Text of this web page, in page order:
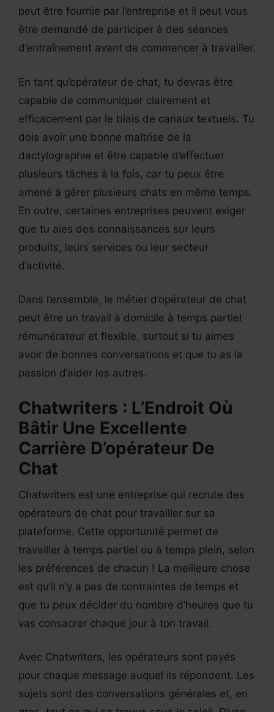
peut être fournie par l’entreprise et il peut vous
être demandé de participer à des séances
d’entraînement avant de commencer à travailler.
En tant qu’opérateur de chat, tu devras être
capable de communiquer clairement et
efficacement par le biais de canaux textuels. Tu
dois avoir une bonne maîtrise de la
dactylographie et être capable d’effectuer
plusieurs tâches à la fois, car tu peux être
amené à gérer plusieurs chats en même temps.
En outre, certaines entreprises peuvent exiger
que tu aies des connaissances sur leurs
produits, leurs services ou leur secteur
d’activité.
Dans l’ensemble, le métier d’opérateur de chat
peut être un travail à domicile à temps partiel
rémunérateur et flexible, surtout si tu aimes
avoir de bonnes conversations et que tu as la
passion d’aider les autres.
Chatwriters : L’Endroit Où
Bâtir Une Excellente
Carrière D’opérateur De
Chat
Chatwriters est une entreprise qui recrute des
opérateurs de chat pour travailler sur sa
plateforme. Cette opportunité permet de
travailler à temps partiel ou à temps plein, selon
les préférences de chacun ! La meilleure chose
est qu’il n’y a pas de contraintes de temps et
que tu peux décider du nombre d’heures que tu
vas consacrer chaque jour à ton travail.
Avec Chatwriters, les opérateurs sont payés
pour chaque message auquel ils répondent. Les
sujets sont des conversations générales et, en